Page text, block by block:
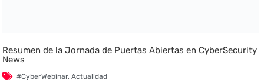
Resumen de la Jornada de Puertas Abiertas en CyberSecurity
News
#CyberWebinar,Actualidad